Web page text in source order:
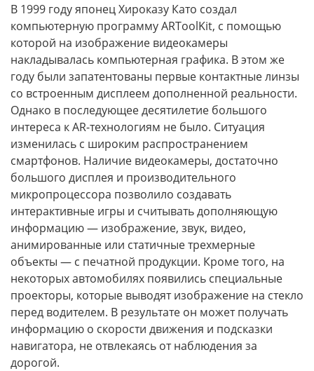
В 1999 году японец Хироказу Като создал
компьютерную программу ARToolKit, с помощью
которой на изображение видеокамеры
накладывалась компьютерная графика. В этом же
году были запатентованы первые контактные линзы
со встроенным дисплеем дополненной реальности.
Однако в последующее десятилетие большого
интереса кAR-технологиям не было. Ситуация
изменилась с широким распространением
смартфонов. Наличие видеокамеры, достаточно
большого дисплея и производительного
микропроцессора позволило создавать
интерактивные игры и считывать дополняющую
информацию — изображение, звук, видео,
анимированные или статичные трехмерные
объекты — с печатной продукции. Кроме того, на
некоторых автомобилях появились специальные
проекторы, которые выводят изображение на стекло
перед водителем. В результате он может получать
информацию о скорости движения и подсказки
навигатора, не отвлекаясь от наблюдения за
дорогой.